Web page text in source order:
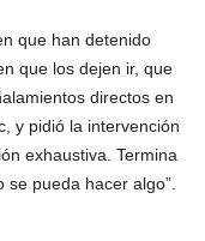
que han detenido
que los dejen ir, que
directos en
y pidió la intervención
exhaustiva. Termina
pueda hacer algo”.